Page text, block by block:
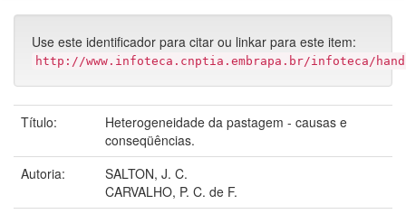
Use este identificador para citar ou linkar para este item:
http://www.infoteca.cnptia.embrapa.br/infoteca/
Título:
Heterogeneidade da pastagem - causas e
conseqüências.
Autoria:
SALTON, J. C.
CARVALHO, P. C. de F.